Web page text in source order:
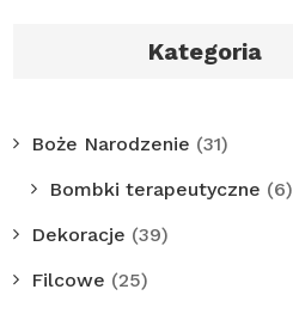
Kategoria
Boże Narodzenie (31)
Bombki terapeutyczne (6)
Dekoracje (39)
Filcowe (25)